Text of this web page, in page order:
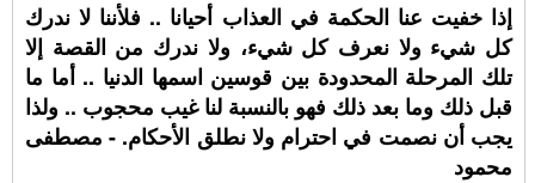
إذا خفيت عنا الحكمة في العذاب أحيانا .. فلأننا لا ندرك
كل شيء ولا نعرف كل شيء، ولا ندرك من القصة إلا
تلك المرحلة المحدودة بين قوسين اسمها الدنيا .. أما ما
قبل ذلك وما بعد ذلك فهو بالنسبة لنا غيب محجوب .. ولذا
يجب أن نصمت في احترام ولا نطلق الأحكام. - مصطفى
محمود